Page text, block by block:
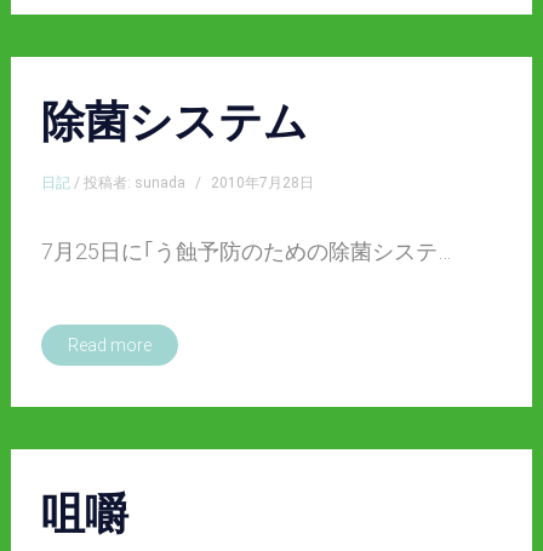
除菌システム
日記/ 投稿者: sunada / 2010年7月28日
7月25日に｢う蝕予防のための除菌システ…
Read more
咀嚼